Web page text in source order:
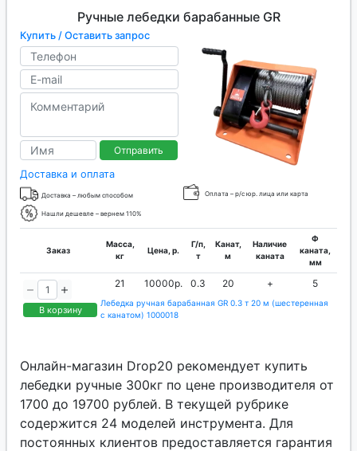
Ручные лебедки барабанные GR
Купить / Оставить запрос
Отправить
Доставка и оплата
Доставка – любым способом Оплата – р/с юр. лица или карта
Нашли дешевле – вернем 110%
Заказ
Масса,
кг
Цена, р.
Г/п,
т
Канат,
м
Наличие
каната
Ф
каната,
мм
В корзину
21 10000р. 0.3 20 + 5
Лебедка ручная барабанная GR 0.3 т 20 м (шестеренная
с канатом) 1000018
Онлайн-магазин Drop20 рекомендует купить
лебедки ручные 300кг по цене производителя от
1700 до 19700 рублей. В текущей рубрике
содержится 24 моделей инструмента. Для
постоянных клиентов предоставляется гарантия